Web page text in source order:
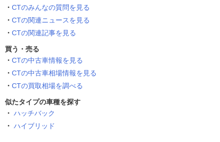
CTのみんなの質問を見る
CTの関連ニュースを見る
CTの関連記事を見る
買う・売る
CTの中古車情報を見る
CTの中古車相場情報を見る
CTの買取相場を調べる
似たタイプの車種を探す
ハッチバック
ハイブリッド